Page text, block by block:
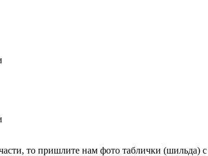
то пришлите нам фото таблички (шильда) с